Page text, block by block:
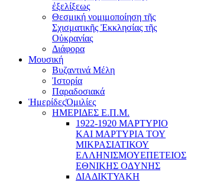
ἐξελίξεως
Θεσμική νομιμοποίηση τῆς
Σχισματικῆς Ἐκκλησίας τῆς
Οὐκρανίας
Διάφορα
Μουσική
Βυζαντινά Μέλη
Ἰστορία
Παραδοσιακά
ἩμερίδεςὉμιλίες
ΗΜΕΡΙΔΕΣ Ε.Π.Μ.
1922-1920 ΜΑΡΤΥΡΙΟ
ΚΑI ΜΑΡΤΥΡIΑ ΤΟΥ
ΜΙΚΡΑΣΙΑΤΙΚΟΥ
EΛΛΗΝΙΣΜΟΥEΠEΤΕΙΟΣ
EΘΝΙΚHΣ O∆YΝΗΣ
ΔΙΑΔΙΚΤΥΑΚΗ